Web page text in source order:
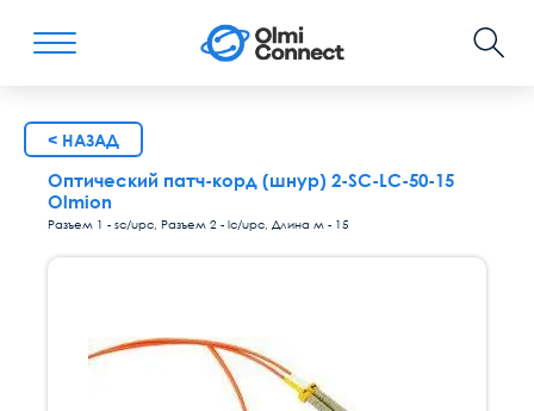
< НАЗАД
Оптический патч-корд (шнур) 2-SC-LC-50-15
Olmion
Разъем 1 - sc/upc, Разъем 2 - lc/upc, Длина м - 15